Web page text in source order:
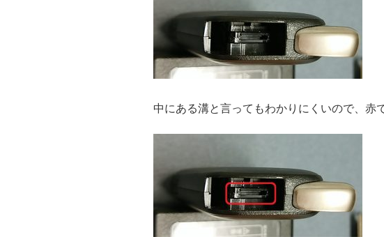
中にある溝と言ってもわかりにくいので、赤